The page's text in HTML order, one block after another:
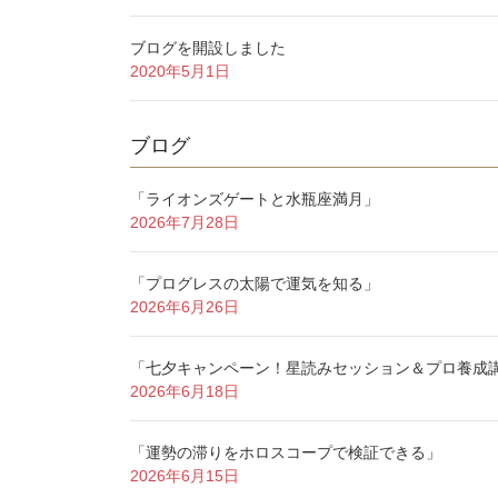
ブログを開設しました
2020年5月1日
ブログ
「ライオンズゲートと水瓶座満月」
2026年7月28日
「プログレスの太陽で運気を知る」
2026年6月26日
「七夕キャンペーン！星読みセッション＆プロ養成
2026年6月18日
「運勢の滞りをホロスコープで検証できる」
2026年6月15日